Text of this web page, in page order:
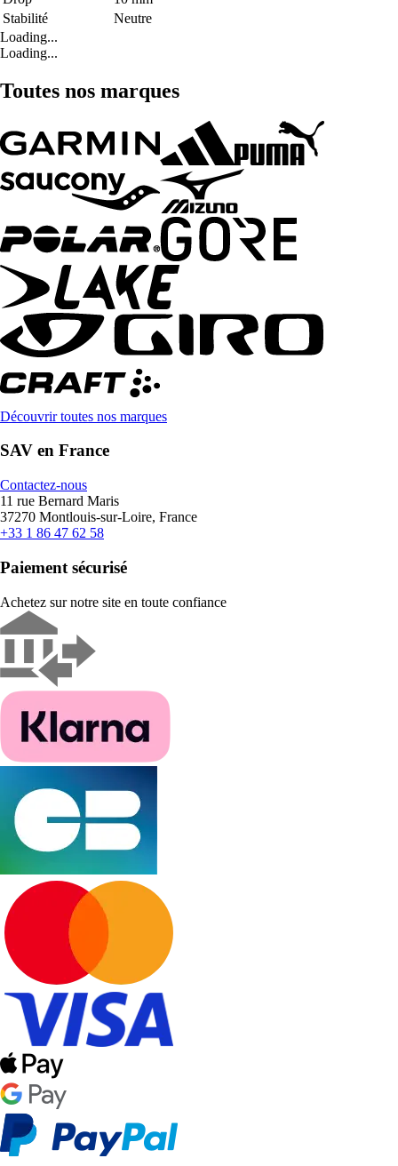
Stabilité
Neutre
Loading...
Loading...
Toutes nos marques
Découvrir toutes nos marques
SAV en France
Contactez-nous
11 rue Bernard Maris
37270 Montlouis-sur-Loire, France
+33 1 86 47 62 58
Paiement sécurisé
Achetez sur notre site en toute confiance